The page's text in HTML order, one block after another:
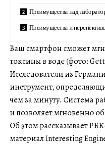
Преимущества над
Преимущества и
Ваш смартфон сможет
токсины в воде (фото:
Исследователи из
инструмент,
чем за минуту. Система
и позволяет мгновенно
Об этом рассказывает
материал Interesting